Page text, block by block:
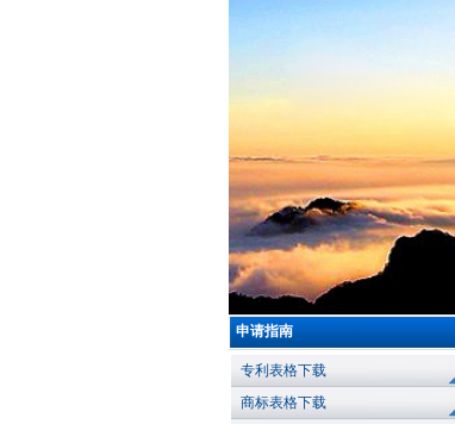
申请指南
专利表格下载
商标表格下载